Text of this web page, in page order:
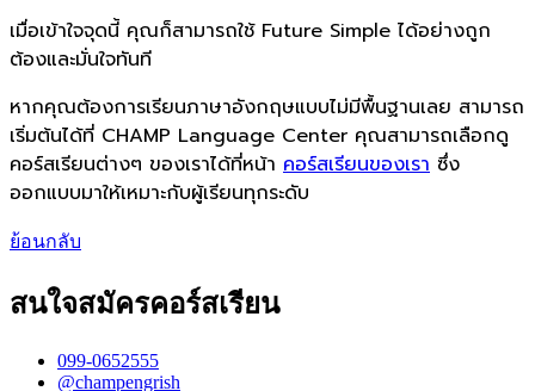
เมื่อเข้าใจจุดนี้ คุณก็สามารถใช้ Future Simple ได้อย่างถูก
ต้องและมั่นใจทันที
หากคุณต้องการเรียนภาษาอังกฤษแบบไม่มีพื้นฐานเลย สามารถ
เริ่มต้นได้ที่ CHAMP Language Center คุณสามารถเลือกดู
คอร์สเรียนต่างๆ ของเราได้ที่หน้า คอร์สเรียนของเรา ซึ่ง
ออกแบบมาให้เหมาะกับผู้เรียนทุกระดับ
ย้อนกลับ
สนใจสมัครคอร์สเรียน
099-0652555
@champengrish